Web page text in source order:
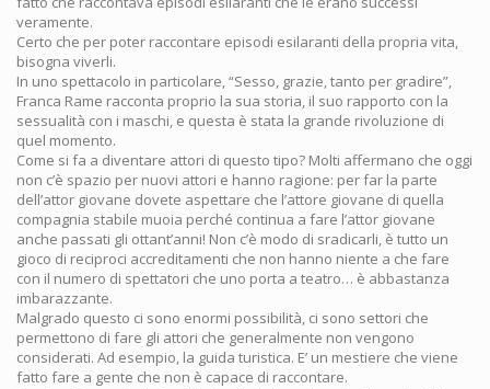
veramente.
Certo che per poter raccontare episodi esilaranti della propria vita,
bisogna viverli.
In uno spettacolo in particolare, “Sesso, grazie, tanto per gradire”,
Franca Rame racconta proprio la sua storia, il suo rapporto con la
sessualità con i maschi, e questa è stata la grande rivoluzione di
quel momento.
Come si fa a diventare attori di questo tipo? Molti affermano che oggi
non c’è spazio per nuovi attori e hanno ragione: per far la parte
dell’attor giovane dovete aspettare che l’attore giovane di quella
compagnia stabile muoia perché continua a fare l’attor giovane
anche passati gli ottant’anni! Non c’è modo di sradicarli, è tutto un
gioco di reciproci accreditamenti che non hanno niente a che fare
con il numero di spettatori che uno porta a teatro… è abbastanza
imbarazzante.
Malgrado questo ci sono enormi possibilità, ci sono settori che
permettono di fare gli attori che generalmente non vengono
considerati. Ad esempio, la guida turistica. E’ un mestiere che viene
fatto fare a gente che non è capace di raccontare.